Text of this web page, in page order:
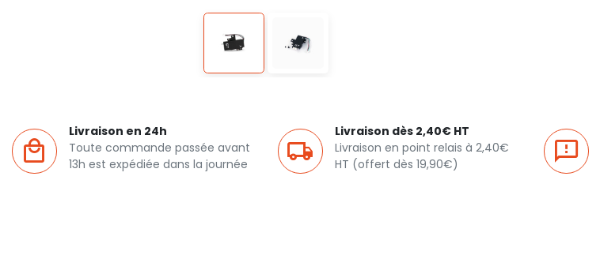
Livraison en 24h
Toute commande passée avant
13h est expédiée dans la journée
Livraison dès 2,40€ HT
Livraison en point relais à 2,40€
HT (offert dès 19,90€)